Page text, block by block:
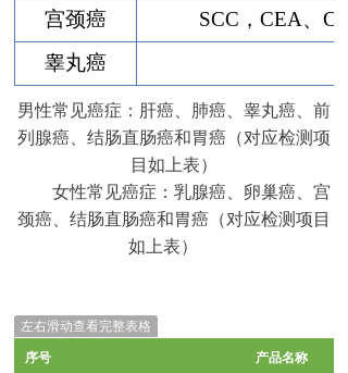
宫颈癌
SCC，CEA、
睾丸癌
男性常见癌症：肝癌、肺癌、睾丸癌、前
列腺癌、结肠直肠癌和胃癌（对应检测项
目如上表）
女性常见癌症：乳腺癌、卵巢癌、宫
颈癌、结肠直肠癌和胃癌（对应检测项目
如上表）
左右滑动查看完整表格
序号
产品名称